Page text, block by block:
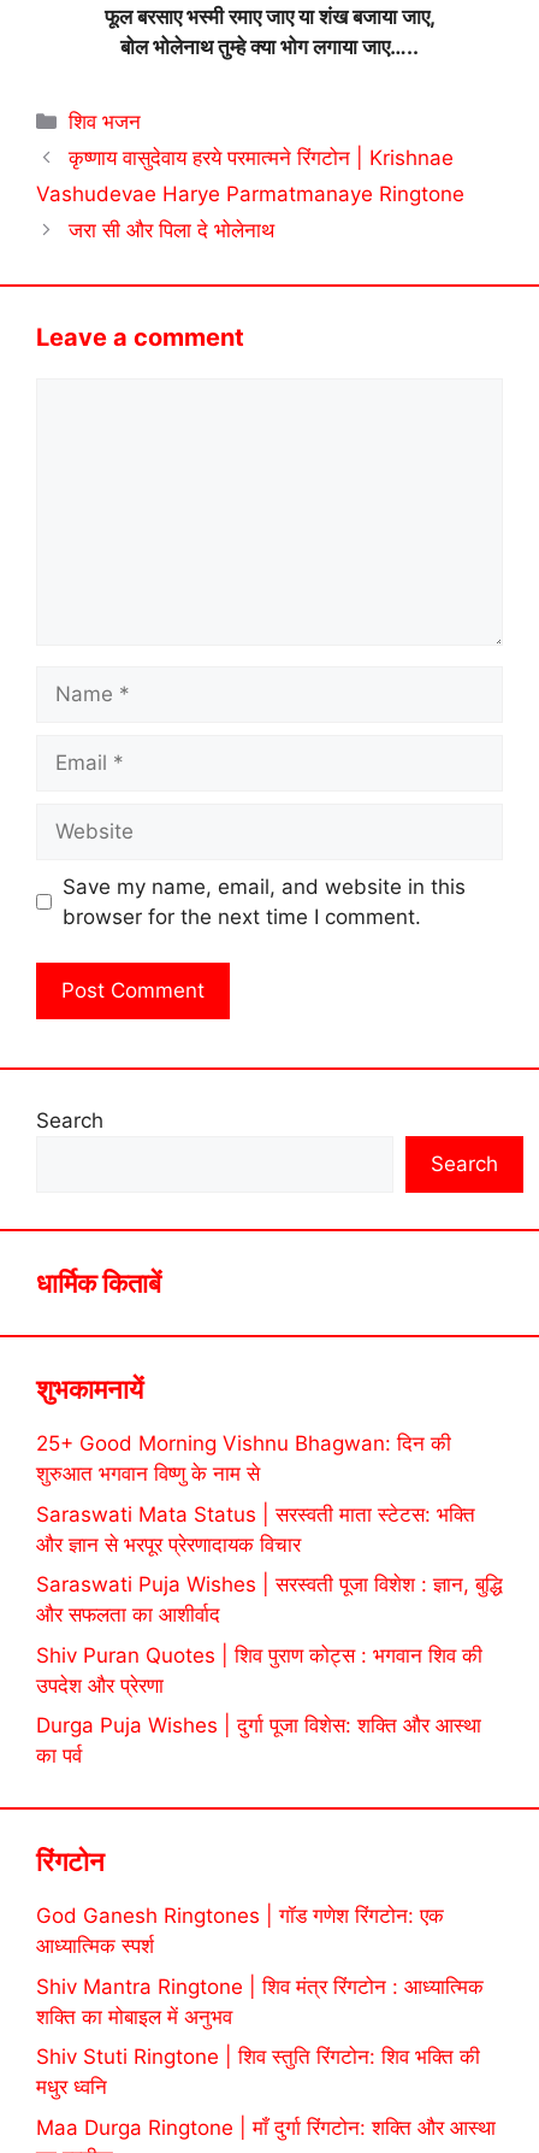
फूल बरसाए भस्मी रमाए जाए या शंख बजाया जाए,
बोल भोलेनाथ तुम्हे क्या भोग लगाया जाए…..
Categories
शिव भजन
कृष्णाय वासुदेवाय हरये परमात्मने रिंगटोन | Krishnae
Vashudevae Harye Parmatmanaye Ringtone
जरा सी और पिला दे भोलेनाथ
Leave a comment
Save my name, email, and website in this
browser for the next time I comment.
Search
Search
धार्मिक किताबें
शुभकामनायें
25+ Good Morning Vishnu Bhagwan: दिन की
शुरुआत भगवान विष्णु के नाम से
Saraswati Mata Status | सरस्वती माता स्टेटस: भक्ति
और ज्ञान से भरपूर प्रेरणादायक विचार
Saraswati Puja Wishes | सरस्वती पूजा विशेश : ज्ञान, बुद्धि
और सफलता का आशीर्वाद
Shiv Puran Quotes | शिव पुराण कोट्स : भगवान शिव की
उपदेश और प्रेरणा
Durga Puja Wishes | दुर्गा पूजा विशेस: शक्ति और आस्था
का पर्व
रिंगटोन
God Ganesh Ringtones | गॉड गणेश रिंगटोन: एक
आध्यात्मिक स्पर्श
Shiv Mantra Ringtone | शिव मंत्र रिंगटोन : आध्यात्मिक
शक्ति का मोबाइल में अनुभव
Shiv Stuti Ringtone | शिव स्तुति रिंगटोन: शिव भक्ति की
मधुर ध्वनि
Maa Durga Ringtone | माँ दुर्गा रिंगटोन: शक्ति और आस्था